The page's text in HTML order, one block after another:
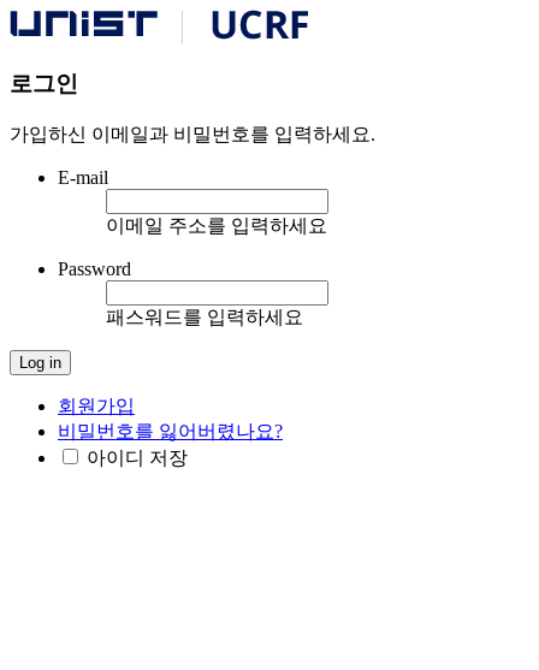
로그인
가입하신 이메일과 비밀번호를 입력하세요.
E-mail
이메일 주소를 입력하세요
Password
패스워드를 입력하세요
회원가입
비밀번호를 잃어버렸나요?
아이디 저장